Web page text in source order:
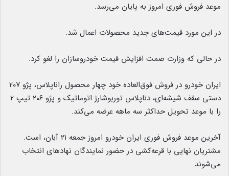
موعد فروش فوری امروز به پایان می‌رسد.
در این مورد قیمت‌های جدید محصولات اعمال شد.
در حالی که وزارت صمت افزایش قیمت خودروسازان را لغو کرد.
ایران خودرو در فروش فوق‌العاده خود چهار محصول راناپلاس، پژو ۲۰۷
دستی سقف شیشه‌ای، دناپلاس توربوشارژ اتوماتیک و پژو ۲۰۶ تیپ ۲
را با موعد تحویل حداکثر سه ماهه عرضه می‌کند.
آخرین موعد فروش فوری ایران خودرو امروز جمعه ۲۱ آبان، است.
مشتریان نهایی با قرعه‌کشی در حضور نمایندگان نهاد‌های انتخاب
می‌شوند.